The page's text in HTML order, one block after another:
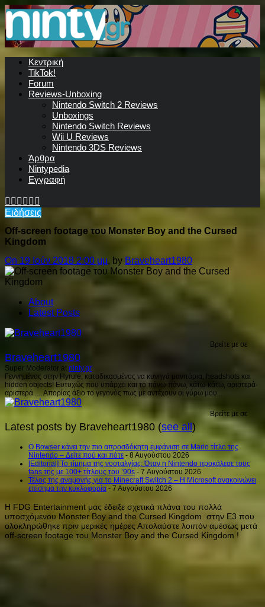
Κεντρική
TikTok!
Forum
Reviews-Unboxing
Nintendo Switch 2 Reviews
Unboxings
Nintendo Switch Reviews
Wii U Reviews
Nintendo 3DS Reviews
Άρθρα
Nintypedia
Εγγραφή
Ειδήσεις
Off-screen footage του Monster Boy and the Cursed
Kingdom
On 19 Ιούν 2018 2:00 μμ, by Braveheart1980
About
Latest Posts
Βρείτε με σε
Braveheart1980
Super Moderator at ninty.gr
Γεννημένος στην Hyrule, καταδικασμένος να κυνηγά μανιτάρια, headshots και
hidden objects! Ευτυχώς που υπάρχει και το πάνω-πάνω, κάτω-κάτω, αριστερά-
αριστερά .... Απορίας άξιο το γεγονός πως με αντέχουν οι γύρω μου...
Βρείτε με σε
Latest posts by Braveheart1980 (see all)
Ο Bowser κάνει την πιο απροσδόκητη εμφάνιση σε Mario τίτλο της
Nintendo – Δείτε πού και πότε - 8 Αυγούστου 2026
[Editorial] Το τίμημα της νοσταλγίας: Όταν η Nintendo προκάλεσε τους
fans της με 100+ τίτλους του ’90s - 7 Αυγούστου 2026
Τέλος της αναμονής για το Minecraft Switch 2 – Η Microsoft ανακοινώνει
επίσημα την κυκλοφορία - 7 Αυγούστου 2026
H FDG Entertainment μας έδειξε σχετικά πλάνα του πολλά
υποσχόμενου Monster Boy and the Cursed Kingdom στην Ε3 που
ολοκληρώθηκε πριν μερικές ημέρες Απολαύστε λοιπόν αμέσως μετά
οff-screen footage του Monster Boy and the Cursed Kingdom !